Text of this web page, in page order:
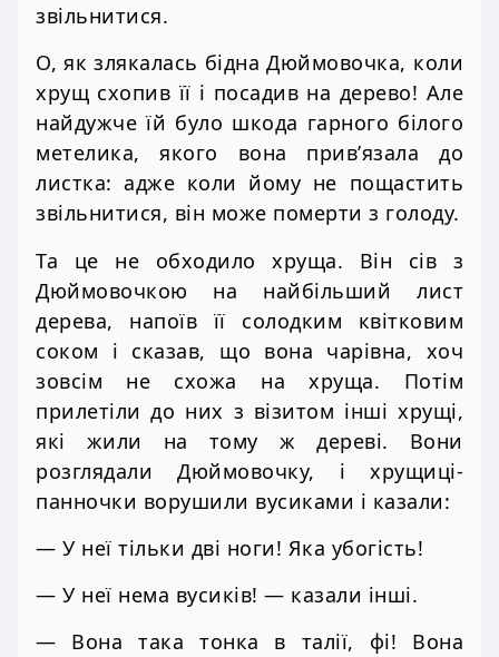
звільнитися.
О, як злякалась бідна Дюймовочка, коли
хрущ схопив її і посадив на дерево! Але
найдужче їй було шкода гарного білого
метелика, якого вона прив’язала до
листка: адже коли йому не пощастить
звільнитися, він може померти з голоду.
Та це не обходило хруща. Він сів з
Дюймовочкою на найбільший лист
дерева, напоїв її солодким квітковим
соком і сказав, що вона чарівна, хоч
зовсім не схожа на хруща. Потім
прилетіли до них з візитом інші хрущі,
які жили на тому ж дереві. Вони
розглядали Дюймовочку, і хрущиці-
панночки ворушили вусиками і казали:
— У неї тільки дві ноги! Яка убогість!
— У неї нема вусиків! — казали інші.
— Вона така тонка в талії, фі! Вона